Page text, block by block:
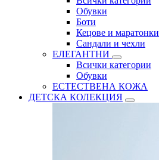
Обувки
Боти
Кецове и маратонки
Сандали и чехли
ЕЛЕГАНТНИ
Всички категории
Обувки
ЕСТЕСТВЕНА КОЖА
ДЕТСКА КОЛЕКЦИЯ